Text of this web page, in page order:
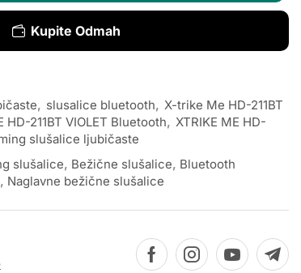
Kupite Odmah
, slusalice bluetooth, X-trike Me HD-211BT
HD-211BT VIOLET Bluetooth, XTRIKE ME HD-
slušalice ljubičaste
slušalice, Bežične slušalice, Bluetooth
, Naglavne bežične slušalice